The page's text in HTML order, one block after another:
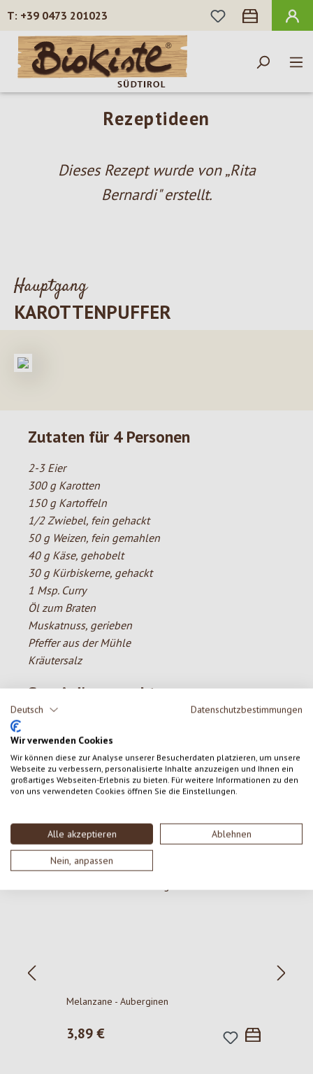
Deutsch Datenschutzbestimmungen
Wir verwenden Cookies
Wir können diese zur Analyse unserer Besucherdaten platzieren, um unsere
Webseite zu verbessern, personalisierte Inhalte anzuzeigen und Ihnen ein
großartiges Webseiten-Erlebnis zu bieten. Für weitere Informationen zu den
von uns verwendeten Cookies öffnen Sie die Einstellungen.
Alle akzeptieren Ablehnen
Nein, anpassen
Zum Hauptinhalt springen
+39 0473 201023
DU HAST 0
Rezeptideen
Dieses Rezept wurde von „Rita
Bernardi" erstellt.
Hauptgang
KAROTTENPUFFER
Zutaten für 4 Personen
2-3 Eier
300 g Karotten
150 g Kartoffeln
1/2 Zwiebel, fein gehackt
50 g Weizen, fein gemahlen
40 g Käse, gehobelt
30 g Kürbiskerne, gehackt
1 Msp. Curry
Öl zum Braten
Muskatnuss, gerieben
Pfeffer aus der Mühle
Kräutersalz
So wird's gemacht
verrühren. Die Karotten und Kartoffeln gut waschen
und mit der Schale nicht zu fein hobeln. Mit Zwiebel,
Mehl, Käse und Kürbiskernen zur Eiermischung geben.
Runde Puffer formen, fest zusammendrücken und in
Mit einer Sauce oder grünem Salat servieren.
Melanzane - Auberginen
Regulärer Preis:
3,89 €